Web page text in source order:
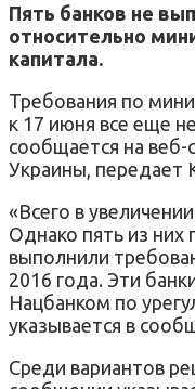
Пять банков не
относительно
капитала.
Требования по
к 17 июня все еще
сообщается на веб-
Украины, передает
«Всего в
Однако пять из
выполнили
2016 года. Эти
Нацбанком по
указывается в
Среди вариантов